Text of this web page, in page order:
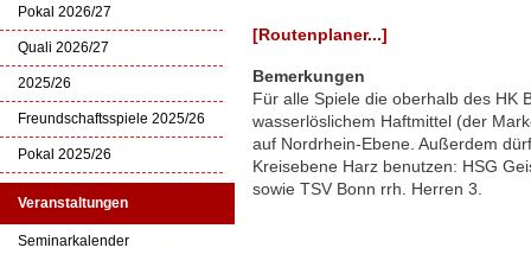
Pokal 2026/27
Quali 2026/27
2025/26
Freundschaftsspiele 2025/26
Pokal 2025/26
Veranstaltungen
Seminarkalender
[Routenplaner...]
Bemerkungen
Für alle Spiele die oberhalb des HK
wasserlöslichem Haftmittel (der
auf Nordrhein-Ebene. Außerdem
Kreisebene Harz benutzen: HSG
sowie TSV Bonn rrh. Herren 3.